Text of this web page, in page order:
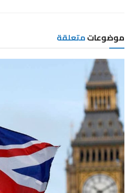
موضوعاتمتعلقة